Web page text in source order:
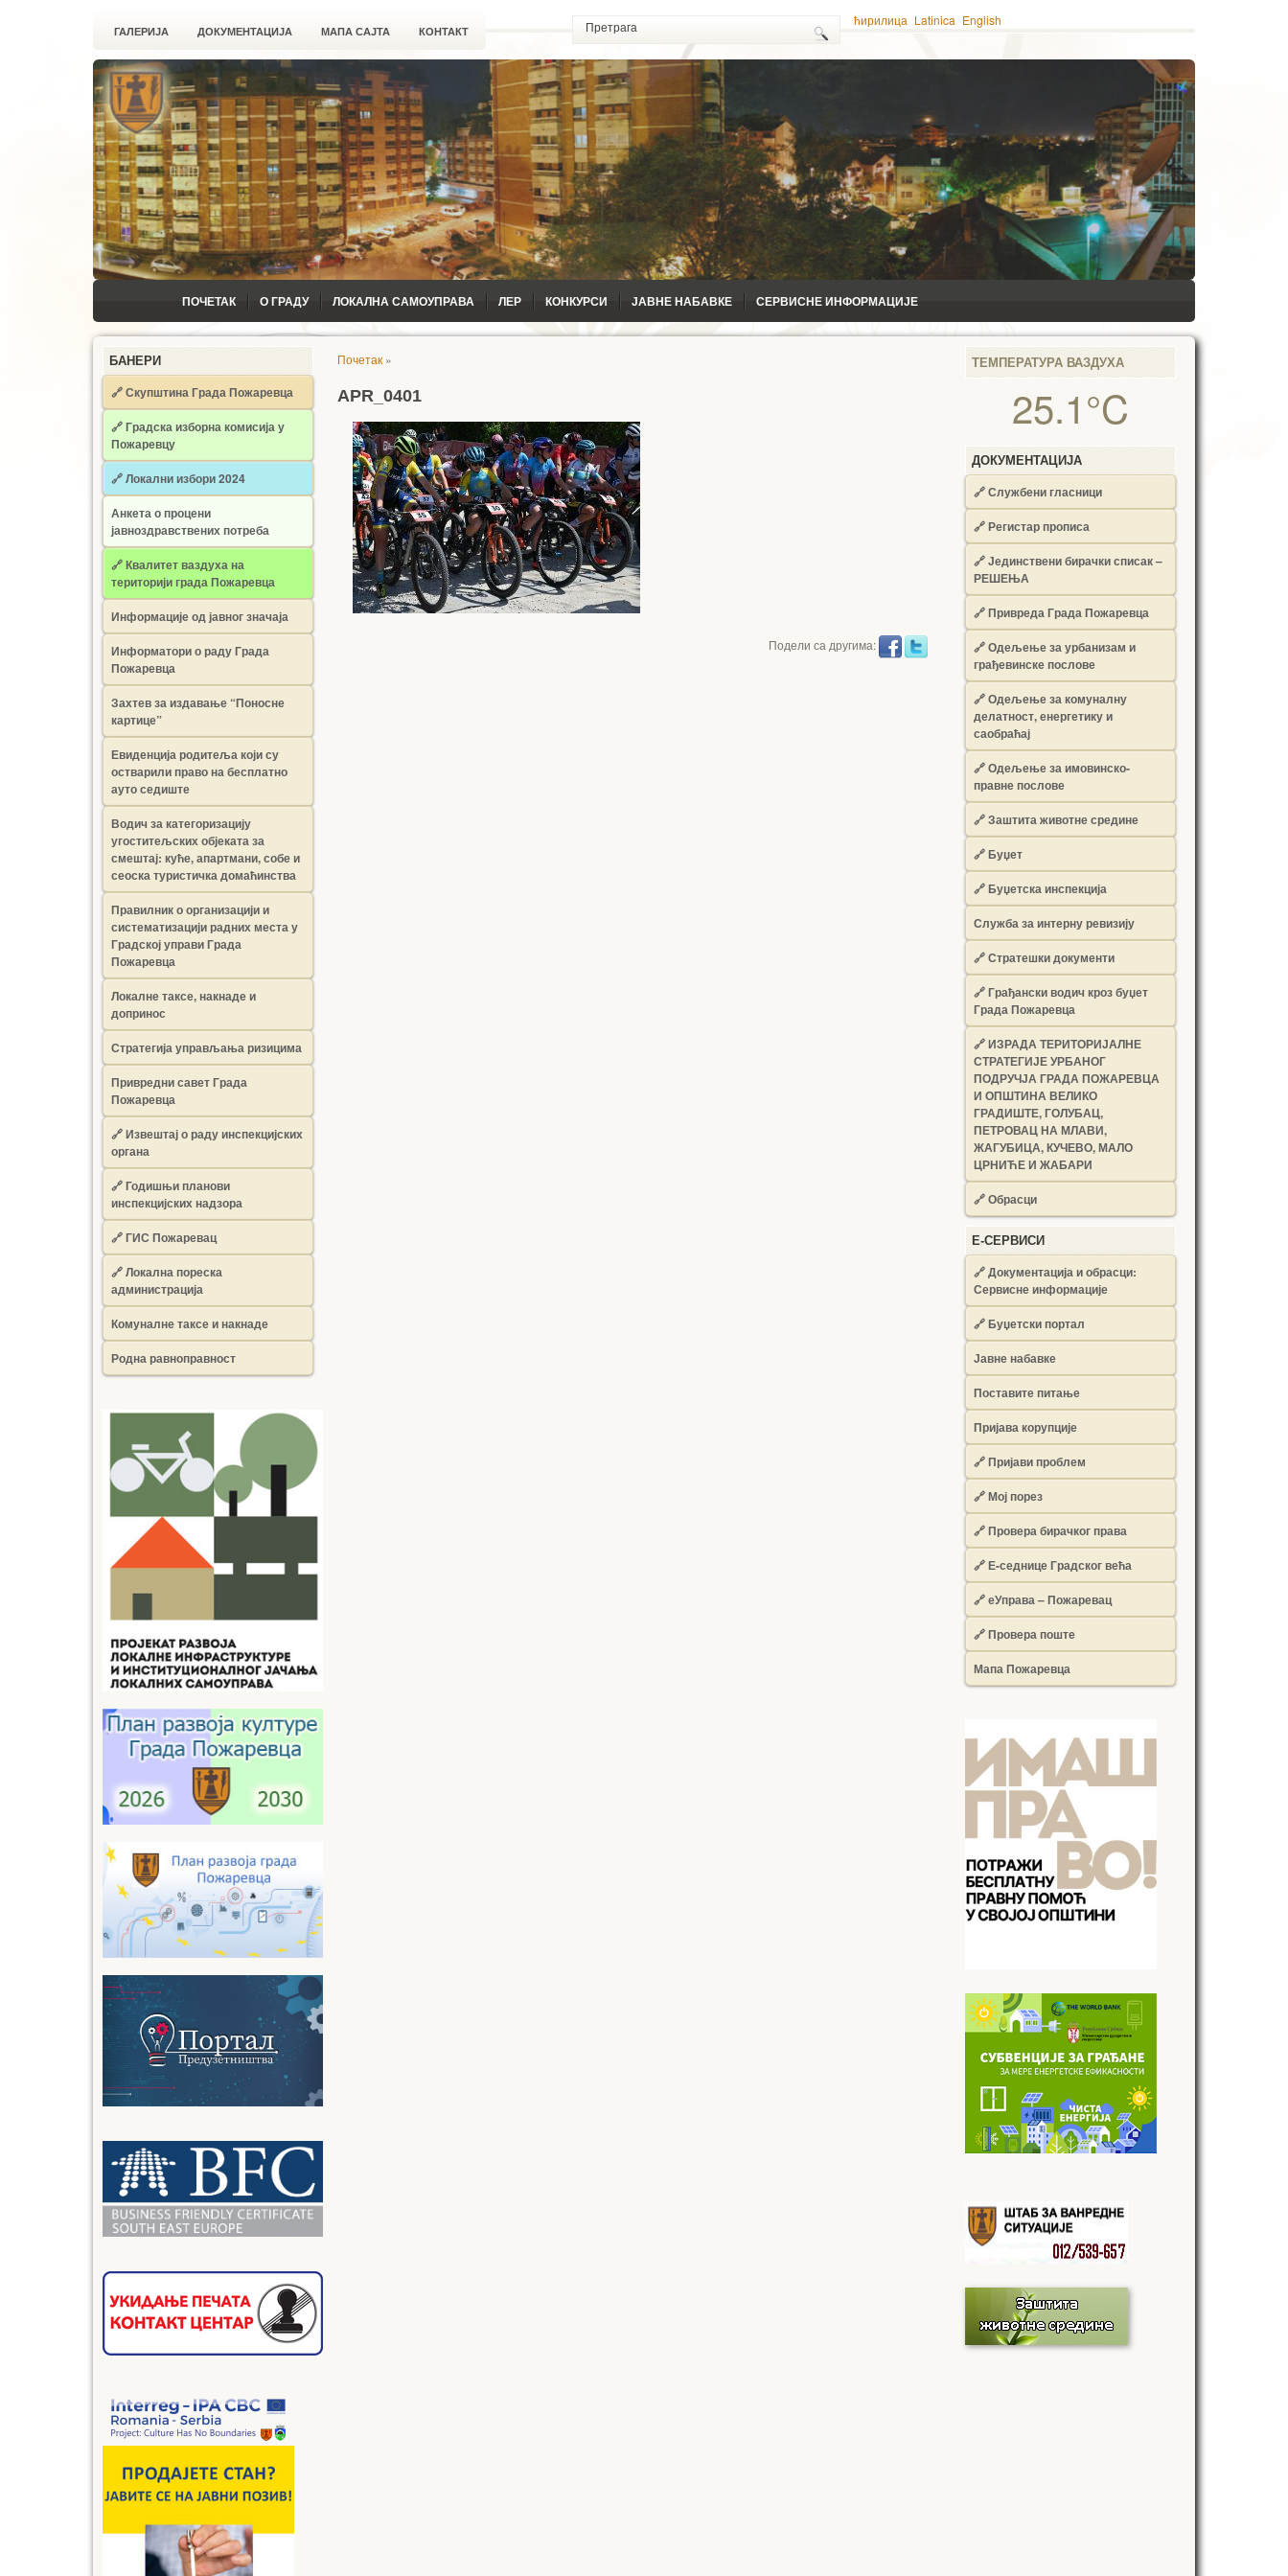
ГАЛЕРИЈА ДОКУМЕНТАЦИЈА МАПА САЈТА КОНТАКТ
ћирилица Latinica English
ПОЧЕТАК О ГРАДУ ЛОКАЛНА САМОУПРАВА ЛЕР КОНКУРСИ ЈАВНЕ НАБАВКЕ СЕРВИСНЕ ИНФОРМАЦИЈЕ
БАНЕРИ
🔗 Скупштина Града Пожаревца
🔗Градска изборна комисија у
Пожаревцу
🔗 Локални избори 2024
Анкета о процени
јавноздравствених потреба
🔗 Квалитет ваздуха на
територији града Пожаревца
Информације од јавног значаја
Информатори о раду Града
Пожаревца
Захтев за издавање “Поносне
картице”
Евиденција родитеља који су
остварили право на бесплатно
ауто седиште
Водич за категоризацију
угоститељских објеката за
смештај: куће, апартмани, собе и
сеоска туристичка домаћинства
Правилник о организацији и
систематизацији радних места у
Градској управи Града
Пожаревца
Локалне таксе, накнаде и
допринос
Стратегија управљања ризицима
Привредни савет Града
Пожаревца
🔗Извештај о раду инспекцијских
органа
🔗Годишњи планови
инспекцијских надзора
🔗 ГИС Пожаревац
🔗 Локална пореска
администрација
Комуналне таксе и накнаде
Родна равноправност
Почетак »
APR_0401
Подели са другима:
ТЕМПЕРАТУРА ВАЗДУХА
25.1°C
ДОКУМЕНТАЦИЈА
🔗Службени гласници
🔗Регистар прописа
🔗Јединствени бирачки списак –
РЕШЕЊА
🔗Привреда Града Пожаревца
🔗Одељење за урбанизам и
грађевинске послове
🔗Одељење за комуналну
делатност, енергетику и
саобраћај
🔗Одељење за имовинско-
правне послове
🔗Заштита животне средине
🔗Буџет
🔗Буџетска инспекција
Служба за интерну ревизију
🔗Стратешки документи
🔗Грађански водич кроз буџет
Града Пожаревца
🔗ИЗРАДА ТЕРИТОРИЈАЛНЕ
СТРАТЕГИЈЕ УРБАНОГ
ПОДРУЧЈА ГРАДА ПОЖАРЕВЦА
И ОПШТИНА ВЕЛИКО
ГРАДИШТЕ, ГОЛУБАЦ,
ПЕТРОВАЦ НА МЛАВИ,
ЖАГУБИЦА, КУЧЕВО, МАЛО
ЦРНИЋЕ И ЖАБАРИ
🔗Обрасци
Е-СЕРВИСИ
🔗 Документација и обрасци:
Сервисне информације
🔗 Буџетски портал
Јавне набавке
Поставите питање
Пријава корупције
🔗 Пријави проблем
🔗 Мој порез
🔗 Провера бирачког права
🔗 Е-седнице Градског већа
🔗 еУправа – Пожаревац
🔗 Провера поште
Мапа Пожаревца